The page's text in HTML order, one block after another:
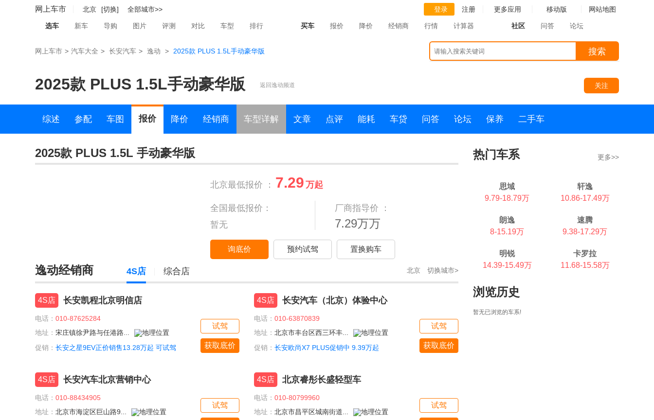
网上车市 北京 [切换] 全部城市>> 登录 注册 更多应用 移动版 网站地图
选车 新车 导购 图片 评测 对比 车型 排行 买车 报价 降价 经销商 行情 计算器 社区 问答 论坛
网上车市 > 汽车大全 > 长安汽车 > 逸动 > 2025款 PLUS 1.5L手动豪华版 搜索
2025款 PLUS 1.5L手动豪华版 返回逸动频道 关注
综述 参配 车图 报价 降价 经销商 车型详解 文章 点评 能耗 车贷 问答 论坛 保养 二手车
2025款 PLUS 1.5L 手动豪华版
北京最低报价 ： 7.29 万起
全国最低报价：
暂无
厂商指导价 ：
7.29万万
询底价 预约试驾 置换购车
逸动经销商 北京 切换城市>
4S店 综合店
4S店 长安凯程北京明信店
电话： 010-87625284
地址： 宋庄镇徐尹路与任港路...
促销： 长安之星9EV正价销售13.28万起 可试驾
试驾
获取底价
4S店 长安汽车（北京）体验中心
电话： 010-63870839
地址： 北京市丰台区西三环丰...
促销： 长安欧尚X7 PLUS促销中 9.39万起
试驾
获取底价
4S店 长安汽车北京营销中心
电话： 010-88434905
地址： 北京市海淀区巨山路9...
试驾
4S店 北京睿彤长盛轻型车
电话： 010-80799960
地址： 北京市昌平区城南街道...
试驾
热门车系 更多>>
思域
9.79-18.79万
轩逸
10.86-17.49万
朗逸
8-15.19万
速腾
9.38-17.29万
明锐
14.39-15.49万
卡罗拉
11.68-15.58万
浏览历史
暂无已浏览的车系!